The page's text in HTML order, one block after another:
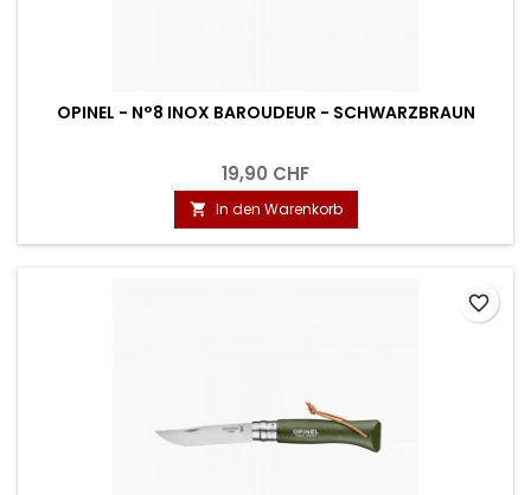
OPINEL - N°8 INOX BAROUDEUR - SCHWARZBRAUN
19,90 CHF
 In den Warenkorb
favorite_border